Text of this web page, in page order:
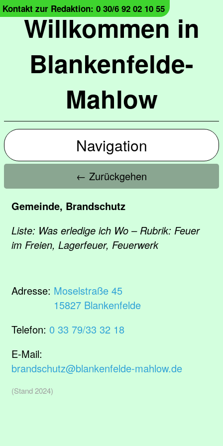
Willkommen in
Blankenfelde-
Mahlow
Kontakt zur Redaktion: 0 30/6 92 02 10 55
Navigation
← Zurückgehen
Gemeinde, Brandschutz
Liste: Was erledige ich Wo – Rubrik: Feuer
im Freien, Lagerfeuer, Feuerwerk
Adresse: Moselstraße 45
15827 Blankenfelde
Telefon: 0 33 79/33 32 18
E-Mail:
brandschutz@blankenfelde-mahlow.de
(Stand 2024)